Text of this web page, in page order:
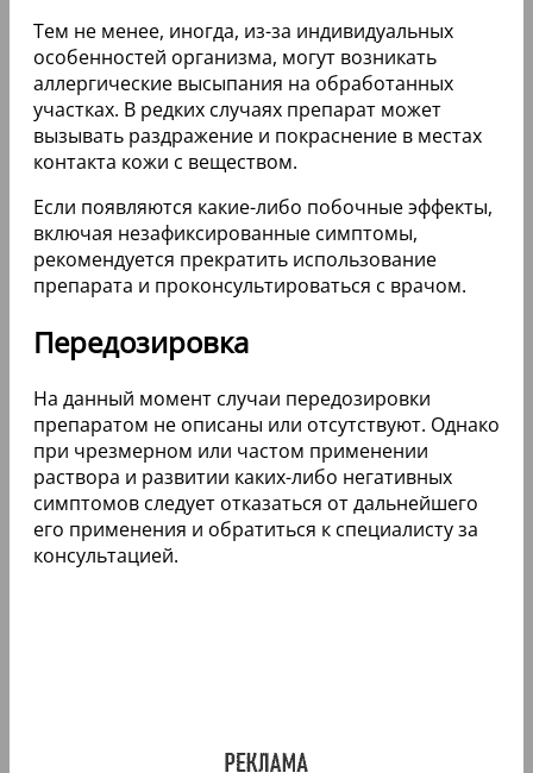
Тем не менее, иногда, из-за индивидуальных
особенностей организма, могут возникать
аллергические высыпания на обработанных
участках. В редких случаях препарат может
вызывать раздражение и покраснение в местах
контакта кожи с веществом.
Если появляются какие-либо побочные эффекты,
включая незафиксированные симптомы,
рекомендуется прекратить использование
препарата и проконсультироваться с врачом.
Передозировка
На данный момент случаи передозировки
препаратом не описаны или отсутствуют. Однако
при чрезмерном или частом применении
раствора и развитии каких-либо негативных
симптомов следует отказаться от дальнейшего
его применения и обратиться к специалисту за
консультацией.